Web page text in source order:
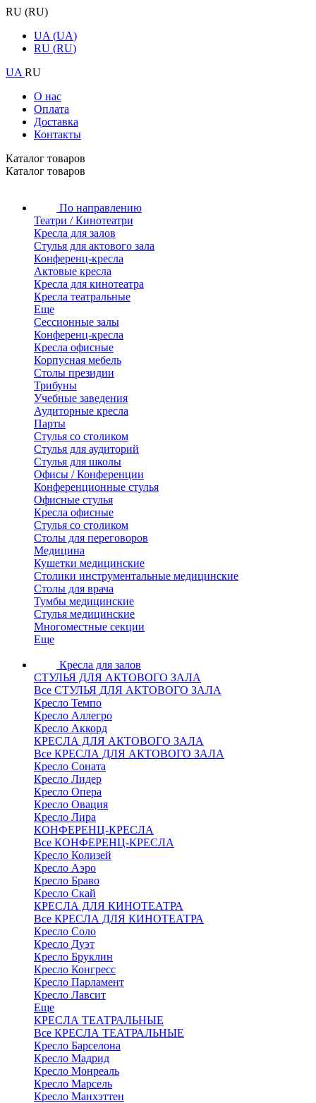
RU (RU)
UA (UA)
RU (RU)
UA RU
О нас
Оплата
Доставка
Контакты
Каталог товаров
Каталог товаров
По направлению
Театри / Кинотеатри
Кресла для залов
Стулья для актового зала
Конференц-кресла
Актовые кресла
Кресла для кинотеатра
Кресла театральные
Еще
Сессионные залы
Конференц-кресла
Кресла офисные
Корпусная мебель
Столы президии
Трибуны
Учебные заведения
Аудиторные кресла
Парты
Стулья со столиком
Стулья для аудиторий
Стулья для школы
Офисы / Конференции
Конференционные стулья
Офисные стулья
Кресла офисные
Стулья со столиком
Столы для переговоров
Медицина
Кушетки медицинские
Столики инструментальные медицинские
Столы для врача
Тумбы медицинские
Стулья медицинские
Многоместные секции
Еще
Кресла для залов
СТУЛЬЯ ДЛЯ АКТОВОГО ЗАЛА
Все СТУЛЬЯ ДЛЯ АКТОВОГО ЗАЛА
Кресло Темпо
Кресло Аллегро
Кресло Аккорд
КРЕСЛА ДЛЯ АКТОВОГО ЗАЛА
Все КРЕСЛА ДЛЯ АКТОВОГО ЗАЛА
Кресло Соната
Кресло Лидер
Кресло Опера
Кресло Овация
Кресло Лира
КОНФЕРЕНЦ-КРЕСЛА
Все КОНФЕРЕНЦ-КРЕСЛА
Кресло Колизей
Кресло Аэро
Кресло Браво
Кресло Скай
КРЕСЛА ДЛЯ КИНОТЕАТРА
Все КРЕСЛА ДЛЯ КИНОТЕАТРА
Кресло Соло
Кресло Дуэт
Кресло Бруклин
Кресло Конгресс
Кресло Парламент
Кресло Лавсит
Еще
КРЕСЛА ТЕАТРАЛЬНЫЕ
Все КРЕСЛА ТЕАТРАЛЬНЫЕ
Кресло Барселона
Кресло Мадрид
Кресло Монреаль
Кресло Марсель
Кресло Манхэттен